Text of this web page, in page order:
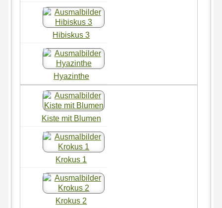
Hibiskus 3
Hyazinthe
Kiste mit Blumen
Krokus 1
Krokus 2